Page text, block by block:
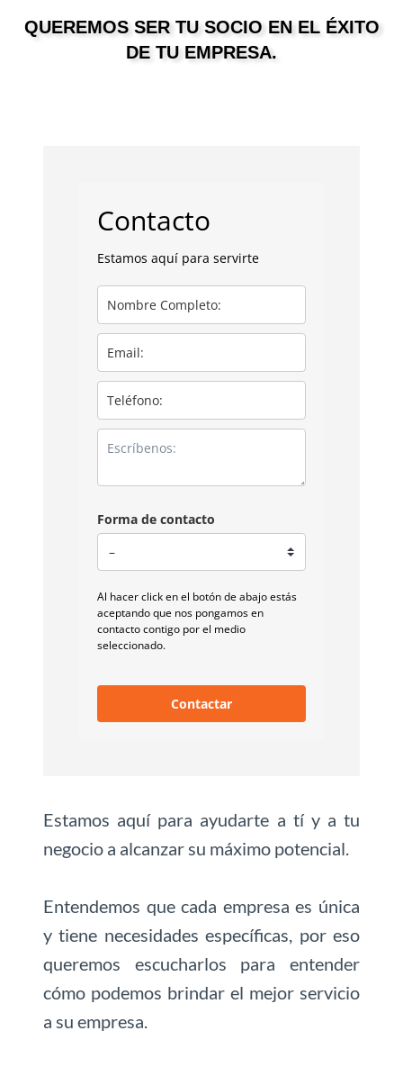
QUEREMOS SER TU SOCIO EN EL ÉXITO
DE TU EMPRESA.
Contacto
Estamos aquí para servirte
Forma de contacto
Al hacer click en el botón de abajo estás
aceptando que nos pongamos en
contacto contigo por el medio
seleccionado.
Contactar
Estamos aquí para ayudarte a tí y a tu
negocio a alcanzar su máximo potencial.
Entendemos que cada empresa es única
y tiene necesidades específicas, por eso
queremos escucharlos para entender
cómo podemos brindar el mejor servicio
a su empresa.